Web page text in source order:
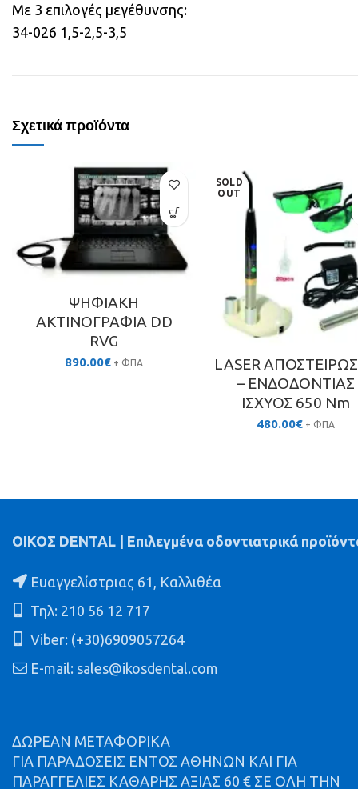
Με 3 επιλογές μεγέθυνσης:
34-026 1,5-2,5-3,5
Σχετικά προϊόντα
ΨΗΦΙΑΚΗ
ΑΚΤΙΝΟΓΡΑΦΙΑ DD
RVG
890.00€ + ΦΠΑ
SOLD
OUT
LASER
– ΕΝΔΟΔΟΝΤΙΑΣ
ΙΣΧΥΟΣ 650 Nm
480.00€ + ΦΠΑ
ΟΙΚΟΣ DENTAL | Επιλεγμένα οδοντιατρικά
Ευαγγελίστριας 61, Καλλιθέα
Τηλ: 210 56 12 717
Viber: (+30)6909057264
E-mail: sales@ikosdental.com
ΔΩΡΕΑΝ ΜΕΤΑΦΟΡΙΚΑ
ΓΙΑ ΠΑΡΑΔΟΣΕΙΣ ΕΝΤΟΣ ΑΘΗΝΩΝ ΚΑΙ ΓΙΑ
ΠΑΡΑΓΓΕΛΙΕΣ ΚΑΘΑΡΗΣ ΑΞΙΑΣ 60 € ΣΕ ΟΛΗ ΤΗΝ